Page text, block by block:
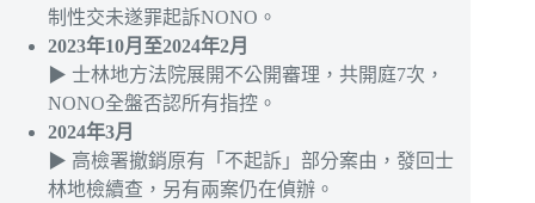
制性交未遂罪起訴NONO。
2023年10月至2024年2月
▶ 士林地方法院展開不公開審理，共開庭7次，
NONO全盤否認所有指控。
2024年3月
▶ 高檢署撤銷原有「不起訴」部分案由，發回士
林地檢續查，另有兩案仍在偵辦。